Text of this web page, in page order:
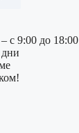
с 9:00 до 18:00